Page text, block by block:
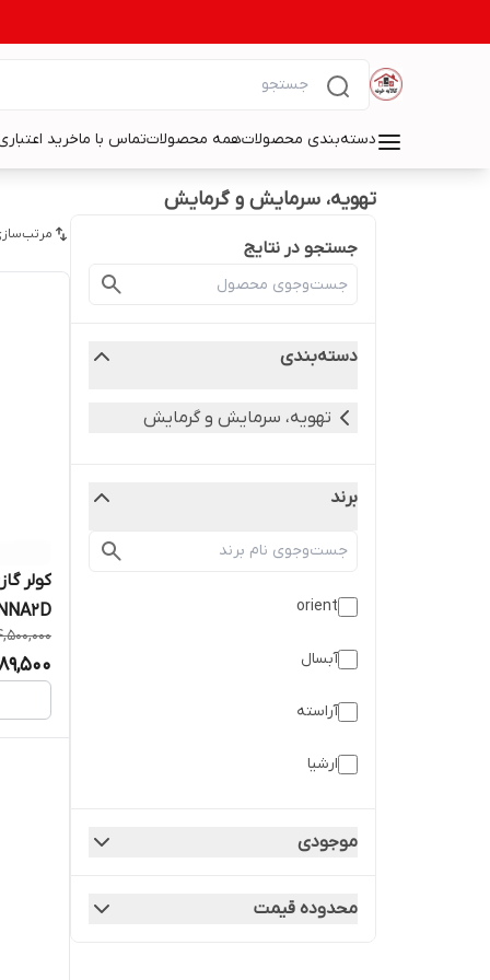
دسته‌بندی محصولاتهمه محصولاتتماس با ماخرید
تهویه، سرمایش و گرمایش
جستجو در نتایج
دسته‌بندی
تهویه، سرمایش و گرمایش
برند
orient
آبسال
آراسته
ارشیا
ایوولی
موجودی
محدوده قیمت